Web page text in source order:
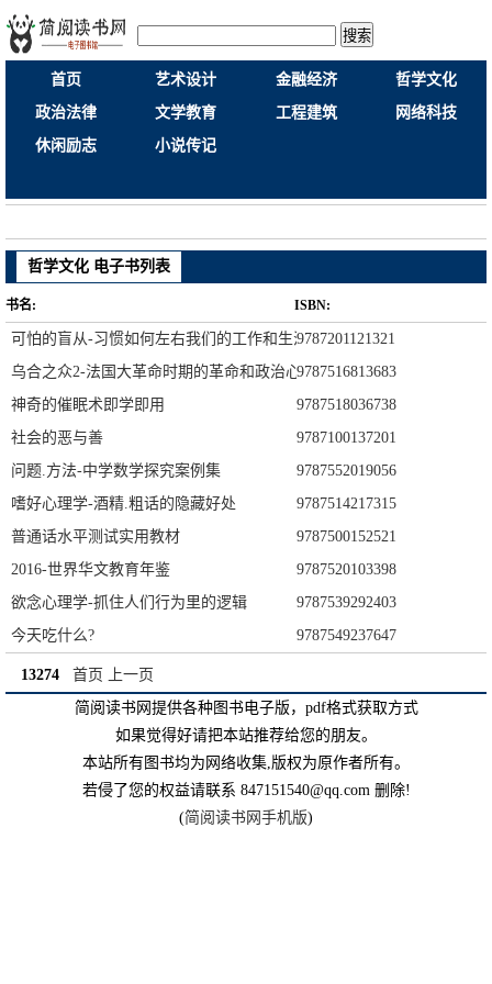
搜索
首页 艺术设计 金融经济
哲学文化
政治法律
文学教育 工程建筑
网络科技
休闲励志
小说传记
哲学文化 电子书列表
书名: ISBN:
可怕的盲从-习惯如何左右我们的工作和生活9787201121321
乌合之众2-法国大革命时期的革命和政治心理学研究
9787516813683
神奇的催眠术即学即用
9787518036738
社会的恶与善
9787100137201
问题.方法-中学数学探究案例集
9787552019056
嗜好心理学-酒精.粗话的隐藏好处
9787514217315
普通话水平测试实用教材
9787500152521
2016-世界华文教育年鉴
9787520103398
欲念心理学-抓住人们行为里的逻辑
9787539292403
今天吃什么?
9787549237647
13274 首页
上一页
简阅读书网提供各种图书电子版，pdf格式获取方式
如果觉得好请把本站推荐给您的朋友。
本站所有图书均为网络收集,版权为原作者所有。
若侵了您的权益请联系 847151540@qq.com 删除!
(简阅读书网手机版)